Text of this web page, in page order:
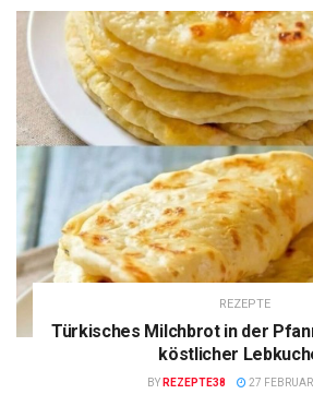
REZEPTE
Türkisches Milchbrot in der
köstlicher
BY REZEPTE38 27